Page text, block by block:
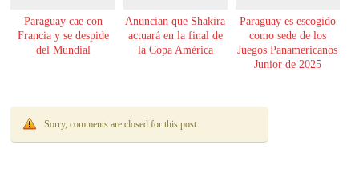
Paraguay cae con
Francia y se despide
del Mundial
Anuncian que Shakira
actuará en la final de
la Copa América
Paraguay es escogido
como sede de los
Juegos Panamericanos
Junior de 2025
Sorry, comments are closed for this post